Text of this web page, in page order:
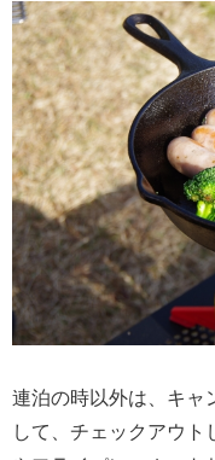
連泊の時以外は、キャ
して、チェックアウ